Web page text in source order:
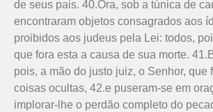
de seus pais. 40.Ora, sob a túnica de
encontraram objetos consagrados aos
proibidos aos judeus pela Lei: todos,
que fora esta a causa de sua morte.
pois, a mão do justo juiz, o Senhor, que
coisas ocultas, 42.e puseram-se em
implorar-lhe o perdão completo do